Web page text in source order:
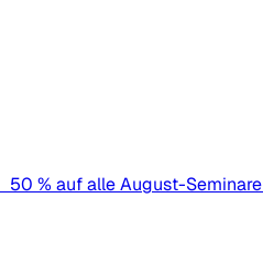
50 % auf alle August-Seminare